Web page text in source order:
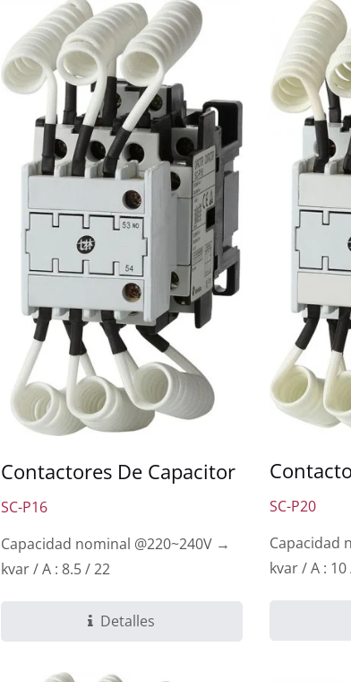
Contactores De Capacitor
SC-P16
Capacidad nominal @220~240V →
kvar / A : 8.5 / 22
Detalles
SC-P20
Capacidad
kvar / A : 10
Servo Tipo EtherCAT Básico
SDC-E